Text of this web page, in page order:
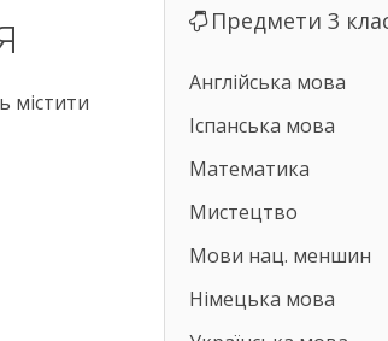
містити
Предмети 3
Англійська мова
Іспанська мова
Математика
Мистецтво
Мови нац. меншин
Німецька мова